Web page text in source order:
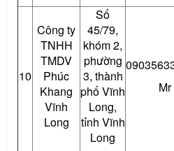
10
Công ty
TNHH
TMDV
Phúc
Khang
Vĩnh
Long
Số
45/79,
khóm 2,
phường
3, thành
phố Vĩnh
Long,
tỉnh Vĩnh
Long